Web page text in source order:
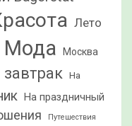
Лето
Мода Москва
На
На праздничный
Путешествия